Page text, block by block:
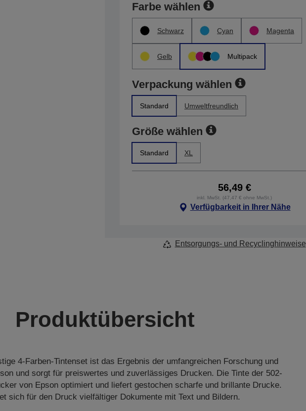
Farbe wählen
Schwarz Cyan Magenta
Gelb Multipack
Verpackung wählen
Standard Umweltfreundlich
Größe wählen
Standard XL
56,49 €
inkl. MwSt. (47,47 € ohne MwSt.)
Verfügbarkeit in Ihrer Nähe
Entsorgungs- und Recyclinghinweise
Produktübersicht
4-Farben-Tintenset ist das Ergebnis der umfangreichen Forschung und
und sorgt für preiswertes und zuverlässiges Drucken. Die Tinte der 502-
von Epson optimiert und liefert gestochen scharfe und brillante Drucke.
sich für den Druck vielfältiger Dokumente mit Text und Bildern.